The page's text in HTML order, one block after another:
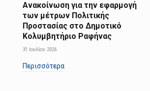
Ανακοίνωση για την εφαρμογή
των μέτρων Πολιτικής
Προστασίας στο Δημοτικό
Κολυμβητήριο Ραφήνας
31 Ιουλίου 2026
Περισσότερα